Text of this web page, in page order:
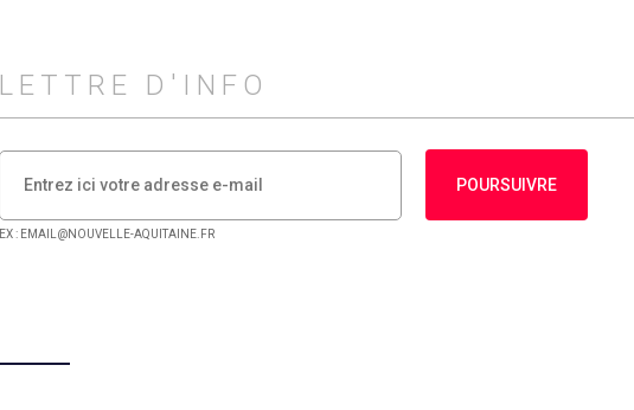
LETTRE D'INFO
POURSUIVRE
EX : EMAIL@NOUVELLE-AQUITAINE.FR